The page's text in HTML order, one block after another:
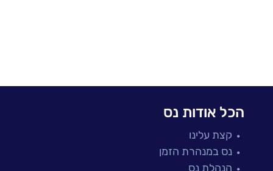
הכל אודות נס
קצת עלינו
נס במנהרת הזמן
הנהלת נס